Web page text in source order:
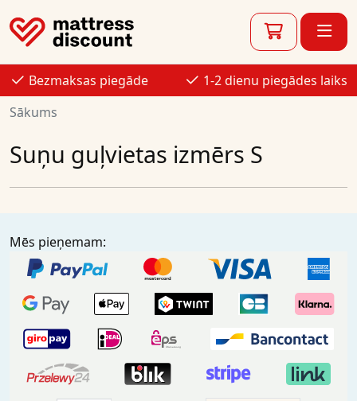
Bezmaksas piegāde
1-2 dienu piegādes laiks
Sākums
Suņu guļvietas izmērs S
Mēs pieņemam: